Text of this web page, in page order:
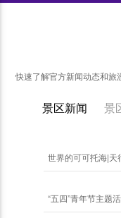
快速了解官方新闻动态和
景区新闻 景
世界的可可托海|天
“五四”青年节主题